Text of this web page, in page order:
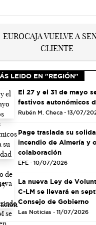
LEIDO EN "REGIÓN"
El 27 y el 31 de mayo
festivos autonómicos
Rubén M. Checa - 13/07/
Page traslada su
incendio de Almería y
colaboración
EFE - 10/07/2026
La nueva Ley de
C-LM se llevará en
Consejo de Gobierno
Las Noticias - 11/07/2026